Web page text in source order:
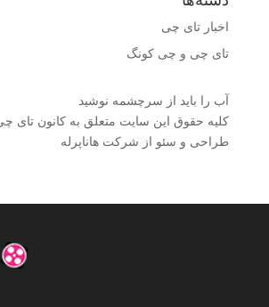
اخبار تای چی
تای چی و چی کونگ
آب را باید از سرچشمه نوشید
کلیه حقوق این سایت متعلق به کانون تای
طراحی و سئو از شرکت هاناپرله